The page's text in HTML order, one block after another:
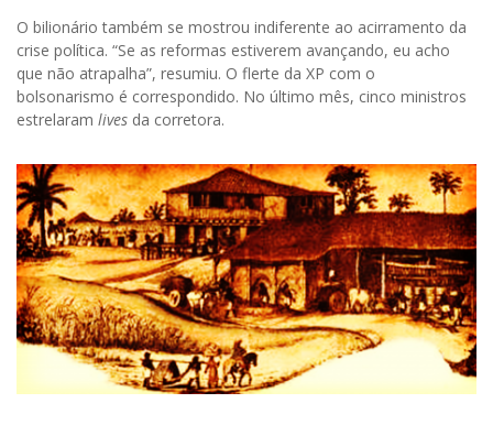
O bilionário também se mostrou indiferente ao acirramento da
crise política. “Se as reformas estiverem avançando, eu acho
que não atrapalha”, resumiu. O flerte da XP com o
bolsonarismo é correspondido. No último mês, cinco ministros
estrelaram lives da corretora.